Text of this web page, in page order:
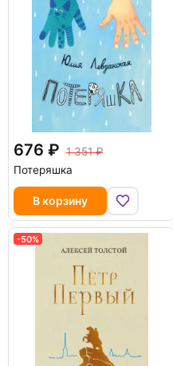
676
1 351
Потеряшка
В корзину
-50%